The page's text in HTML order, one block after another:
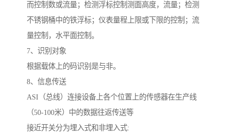
而控制数或流量；检测浮标控制测面高度，流量；检测
不锈钢桶中的铁浮标；仪表量程上限或下限的控制；流
量控制，水平面控制。
7、识别对象
根据载体上的码识别是与非。
8、信息传送
ASI（总线）连接设备上各个位置上的传感器在生产线
（50-100米）中的数据往返传送等
接近开关分为埋入式和非埋入式: